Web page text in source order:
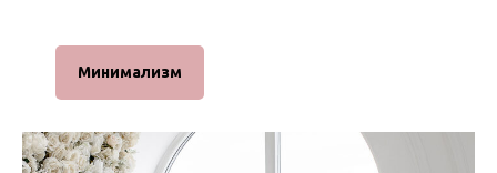
Минимализм